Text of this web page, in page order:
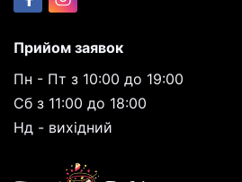
Прийом заявок
Пн - Пт з 10:00 до 19:00
Сб з 11:00 до 18:00
Нд - вихідний